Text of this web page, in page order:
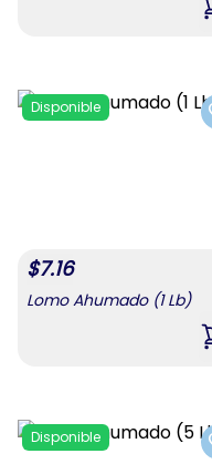
Disponible
$7.16
Lomo Ahumado (1 Lb)
Disponible